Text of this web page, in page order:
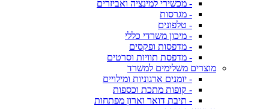
- מכשירי למינציה ואביזרים
- מגרסות
- טלפונים
- מיכון משרדי כללי
- מדפסות ופקסים
- מדפסת תוויות וסרטים
מוצרים משלימים למשרד
- יומנים ארגוניות ומילויים
- קופות מתכת וכספות
- תיבת דואר וארון מפתחות